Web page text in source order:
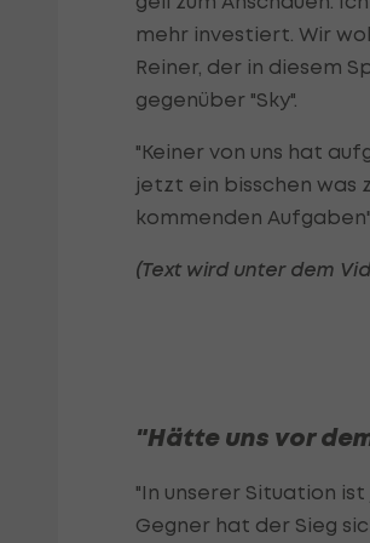
mehr investiert. Wir
Reiner, der in diesem
gegenüber "Sky".
"Keiner von uns hat
jetzt ein bisschen was
kommenden
(Text wird unter dem
"Hätte uns vor
"In unserer Situation
Gegner hat der Sieg